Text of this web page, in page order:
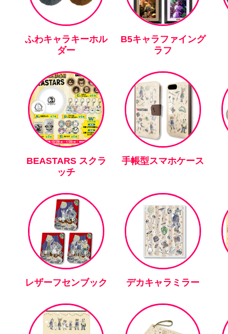
ふわキャラキーホル
ダー
B5キャラファイング
ラフ
BEASTARS スクラ
ッチ
手帳型スマホケース
レザーフセンブック デカキャラミラー